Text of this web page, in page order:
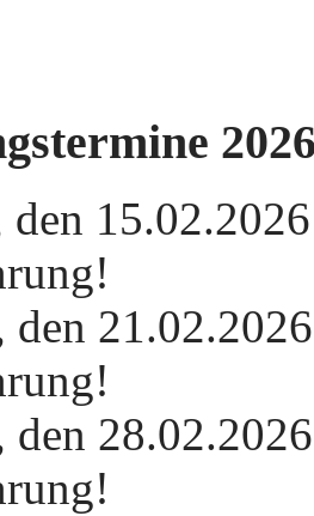
den 15.02.2026
den 21.02.2026
den 28.02.2026